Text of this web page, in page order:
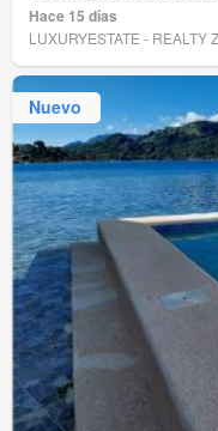
Hace 15 días
LUXURYESTATE - REALTY
Nuevo